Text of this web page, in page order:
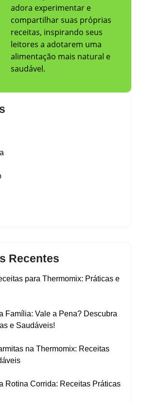
adora experimentar e
compartilhar suas próprias
receitas, inspirando seus
leitores a adotarem uma
alimentação mais natural e
saudável.
Recentes
para Thermomix: Práticas e
Família: Vale a Pena? Descubra
e Saudáveis!
na Thermomix: Receitas
Rotina Corrida: Receitas Práticas